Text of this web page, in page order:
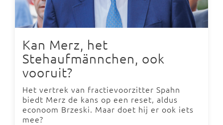
Kan Merz, het
Stehaufmännchen, ook
vooruit?
Het vertrek van fractievoorzitter Spahn
biedt Merz de kans op een reset, aldus
econoom Brzeski. Maar doet hij er ook iets
mee?